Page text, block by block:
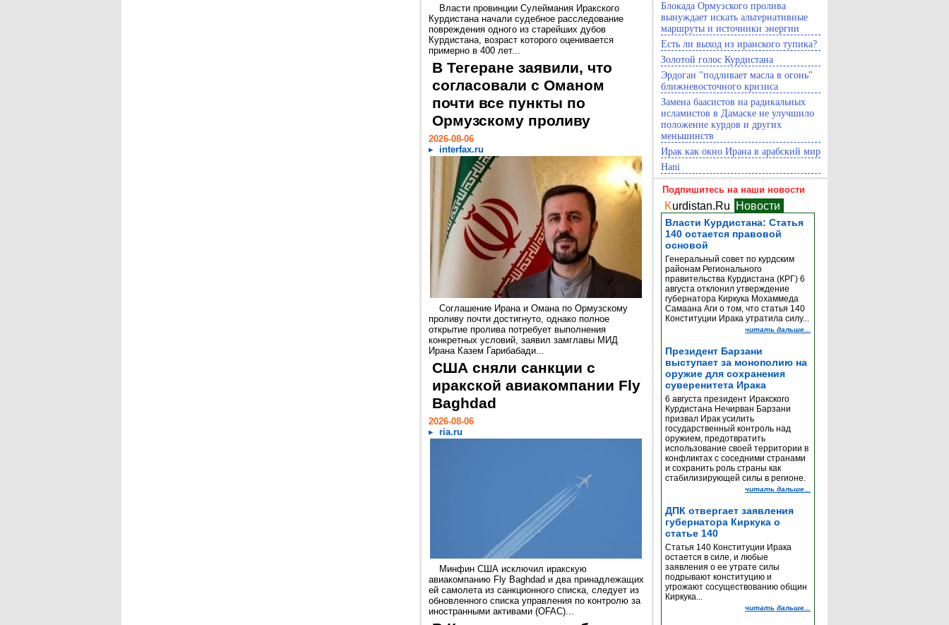
Власти провинции Сулеймания Иракского
Курдистана начали судебное расследование
повреждения одного из старейших дубов
Курдистана, возраст которого оценивается
примерно в 400 лет...
В Тегеране заявили, что
согласовали с Оманом
почти все пункты по
Ормузскому проливу
2026-08-06
interfax.ru
Соглашение Ирана и Омана по Ормузскому
проливу почти достигнуто, однако полное
открытие пролива потребует выполнения
конкретных условий, заявил замглавы МИД
Ирана Казем Гарибабади...
США сняли санкции с
иракской авиакомпании Fly
Baghdad
2026-08-06
ria.ru
Минфин США исключил иракскую
авиакомпанию Fly Baghdad и два принадлежащих
ей самолета из санкционного списка, следует из
обновленного списка управления по контролю за
иностранными активами (OFAC)...
Блокада Ормузского пролива
вынуждает искать альтернативные
маршруты и источники энергии
Есть ли выход из иранского тупика?
Золотой голос Курдистана
Эрдоган "подливает масла в огонь"
ближневосточного кризиса
Замена баасистов на радикальных
исламистов в Дамаске не улучшило
положение курдов и других
меньшинств
Ирак как окно Ирана в арабский мир
Hani
Подпишитесь на наши новости
Kurdistan.Ru Новости
Власти Курдистана: Статья
140 остается правовой
основой
Генеральный совет по курдским
районам Регионального
правительства Курдистана (КРГ) 6
августа отклонил утверждение
губернатора Киркука Мохаммеда
Самаана Аги о том, что статья 140
Конституции Ирака утратила силу...
читать дальше...
Президент Барзани
выступает за монополию на
оружие для сохранения
суверенитета Ирака
6 августа президент Иракского
Курдистана Нечирван Барзани
призвал Ирак усилить
государственный контроль над
оружием, предотвратить
использование своей территории в
конфликтах с соседними странами
и сохранить роль страны как
стабилизирующей силы в регионе.
читать дальше...
ДПК отвергает заявления
губернатора Киркука о
статье 140
Статья 140 Конституции Ирака
остается в силе, и любые
заявления о ее утрате силы
подрывают конституцию и
угрожают сосуществованию общин
Киркука...
читать дальше...